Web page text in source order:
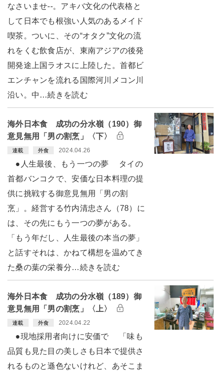
なさいませ--。アキバ文化の代表格と
して日本でも根強い人気のあるメイド
喫茶。ついに、その“オタク”文化の流
れをくむ飲食店が、東南アジアの後発
開発途上国ラオスに上陸した。首都ビ
エンチャンを流れる国際河川メコン川
沿い。中…続きを読む
海外日本食 成功の分水嶺（190）御
意見無用「男の割烹」〈下〉
連載 外食 2024.04.26
●人生最後、もう一つの夢 タイの
首都バンコクで、安価な日本料理の提
供に挑戦する御意見無用「男の割
烹」。経営する竹内清忠さん（78）に
は、その先にもう一つの夢がある。
「もう年だし、人生最後の本当の夢」
と話すそれは、かねて構想を温めてき
た桑の葉の栄養分…続きを読む
海外日本食 成功の分水嶺（189）御
意見無用「男の割烹」〈上〉
連載 外食 2024.04.22
●現地採用者向けに安価で 「味も
品質も見た目の美しさも日本で提供さ
れるものと遜色ないけれど、あそこま